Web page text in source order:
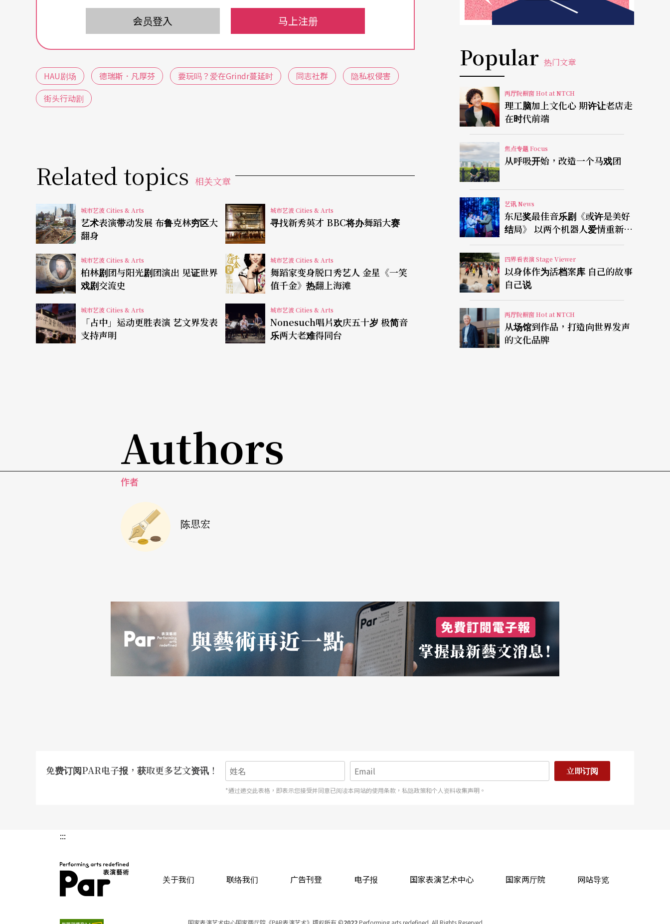
迎，只要登录上线，便可与附近的同志聊天、换照、进而在现实生活当中认识。HAU剧场在柏林
十字山区（Kreuzberg）搭建货柜玻璃屋，让德凡厚芬住进去，廿四小时街头展演，并且线上同
时串流播放。凡厚芬在货柜屋里生活，使用Grindr与上线的同志聊天，玻璃屋里的大型萤幕，把
货柜屋里的同步萤幕播放，虽然有把照片处理成黑白色调，但是根本清晰可见，私人交友的档
案、帐号，全部被艺术家以表演之名公诸于世。最赤裸的就是聊天内容完全彻底被公开，明显侵
头、掀桌、尖叫，并且随即把所有被钓鱼的过程公布在社群网站上。
很快的，透过大量转贴与分享，抗议浪潮席卷而来，连许多知名的同志成人片明星都在官方社群
网站上谴责剧场，有不少人直接杀到表演现场大声抗议，HAU的脸书帐号涌入抗议留言。媒体随
即加入批判行列，HAU剧场抵不住抗议浪潮，提早结束这项表演。
侵犯隐私，道歉收摊
凡厚芬原本的计划，是在玻璃屋里住十五天，藉交友软体来探索网路与现实的界线，诱引同志
「出柜」。在策划这个街头行动剧时，HAU有严重侵犯隐私的嫌疑，播放出来的照片根本非常容
易辨别，以艺术之名让附近使用此软体的男同志都非自愿地出柜，钓鱼动机可议。我亲自去观看
剧，也让不少同志人人自危，就算在开放多元的柏林，也会有剧场以艺术的框架，进行钓鱼行
动，被知名剧场公开聊天内容，是另一种层次的暴力与霸凌，根本不需要骇客，私人对话、照片
就被公开。
话，现场火药味十足。HAU随即发出公开道歉信，并且请来相关领域的专家，再度与艺术家、总
监一起面对观众，接受各界诘问。剧场有道歉诚意，但众怒一时难息。手机交友软体众多，各种
会员登入 马上注册
HAU剧场 德瑞斯．凡厚芬 要玩吗？爱在Grindr蔓延时 同志社群
隐私权侵害
街头行动剧
Related topics 相关文章
城市艺波 Cities & Arts
艺术表演带动发展 布鲁克林穷区大
翻身
城市艺波 Cities & Arts
寻找新秀英才 BBC将办舞蹈大赛
城市艺波 Cities & Arts
柏林剧团与阳光剧团演出 见证世界
戏剧交流史
城市艺波 Cities & Arts
舞蹈家变身脱口秀艺人 金星《一笑
值千金》热翻上海滩
城市艺波 Cities & Arts
「占中」运动更胜表演 艺文界发表
支持声明
城市艺波 Cities & Arts
Nonesuch唱片欢庆五十岁 极简音
乐两大老难得同台
Popular 热门文章
两厅院橱窗 Hot at NTCH
理工脑加上文化心 期许让老店走
在时代前端
焦点专题 Focus
从呼吸开始，改造一个马戏团
艺讯 News
东尼奖最佳音乐剧《或许是美好
结局》 以两个机器人爱情重新凝
视有限人生
四界看表演 Stage Viewer
以身体作为活档案库 自己的故事
自己说
两厅院橱窗 Hot at NTCH
从场馆到作品，打造向世界发声
的文化品牌
Authors
作者
陈思宏
免费订阅PAR电子报，获取更多艺文资讯！ 立即订阅
*通过递交此表格，即表示您接受并同意已阅读本网站的使用条款，私隐政策和个人资料收集声明。
:::
关于我们 联络我们 广告刊登 电子报 国家表演艺术中心 国家两厅院 网站导览
国家表演艺术中心国家两厅院《PAR表演艺术》版权所有 ©2022Performing arts redefined. All Rights Reserved